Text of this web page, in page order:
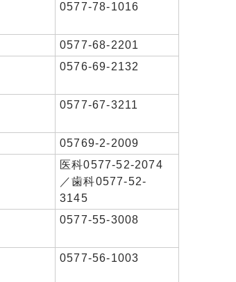
0577-78-1016
0577-68-2201
0576-69-2132
0577-67-3211
05769-2-2009
医科0577-52-2074
／歯科0577-52-
3145
0577-55-3008
0577-56-1003